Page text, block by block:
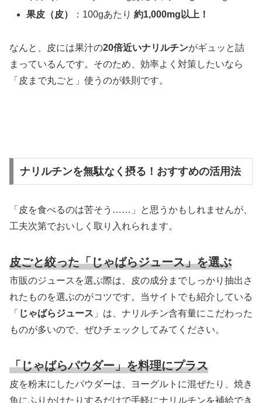
果皮（皮）
：100gあたり約1,000mg以上！
なんと、皮には果汁の20倍近いナリルチンがギュッと詰
まっているんです。そのため、効率よく対策したいなら
「皮まで丸ごと」使うのが鉄則です。
ナリルチンを無駄なく摂る！おすすめの活用法
「皮を食べるのは苦そう……」と思うかもしれませんが、
工夫次第でおいしく取り入れられます。
皮ごと絞った「じゃばらジュース」を選ぶ
市販のジュースを選ぶ際は、皮の成分までしっかり抽出さ
れたものを選ぶのがコツです。当サイトでも紹介している
「 じゃばらジュース 」は、ナリルチン含有量にこだわった
ものが多いので、ぜひチェックしてみてください。
「じゃばらパウダー」を料理にプラス
皮を粉末にしたパウダーは、ヨーグルトに混ぜたり、焼き
魚にふりかけたりするだけで手軽にナリルチンを補給でき